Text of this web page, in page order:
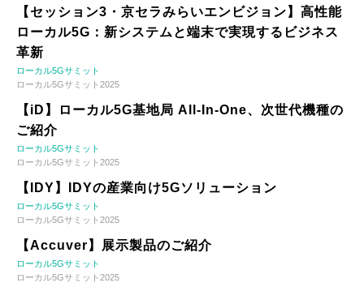
【セッション3・京セラみらいエンビジョン】高性能
ローカル5G：新システムと端末で実現するビジネス
革新
ローカル5Gサミット
ローカル5Gサミット2025
【iD】ローカル5G基地局 All-In-One、次世代機種の
ご紹介
ローカル5Gサミット
ローカル5Gサミット2025
【IDY】IDYの産業向け5Gソリューション
ローカル5Gサミット
ローカル5Gサミット2025
【Accuver】展示製品のご紹介
ローカル5Gサミット
ローカル5Gサミット2025